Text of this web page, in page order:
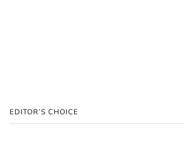
EDITOR’S CHOICE